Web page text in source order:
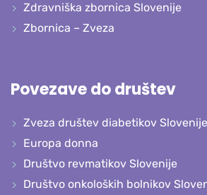
Zdravniška zbornica Slovenije
Zbornica – Zveza
Povezave do društev
Zveza društev diabetikov Slovenije
Europa donna
Društvo revmatikov Slovenije
Društvo onkoloških bolnikov